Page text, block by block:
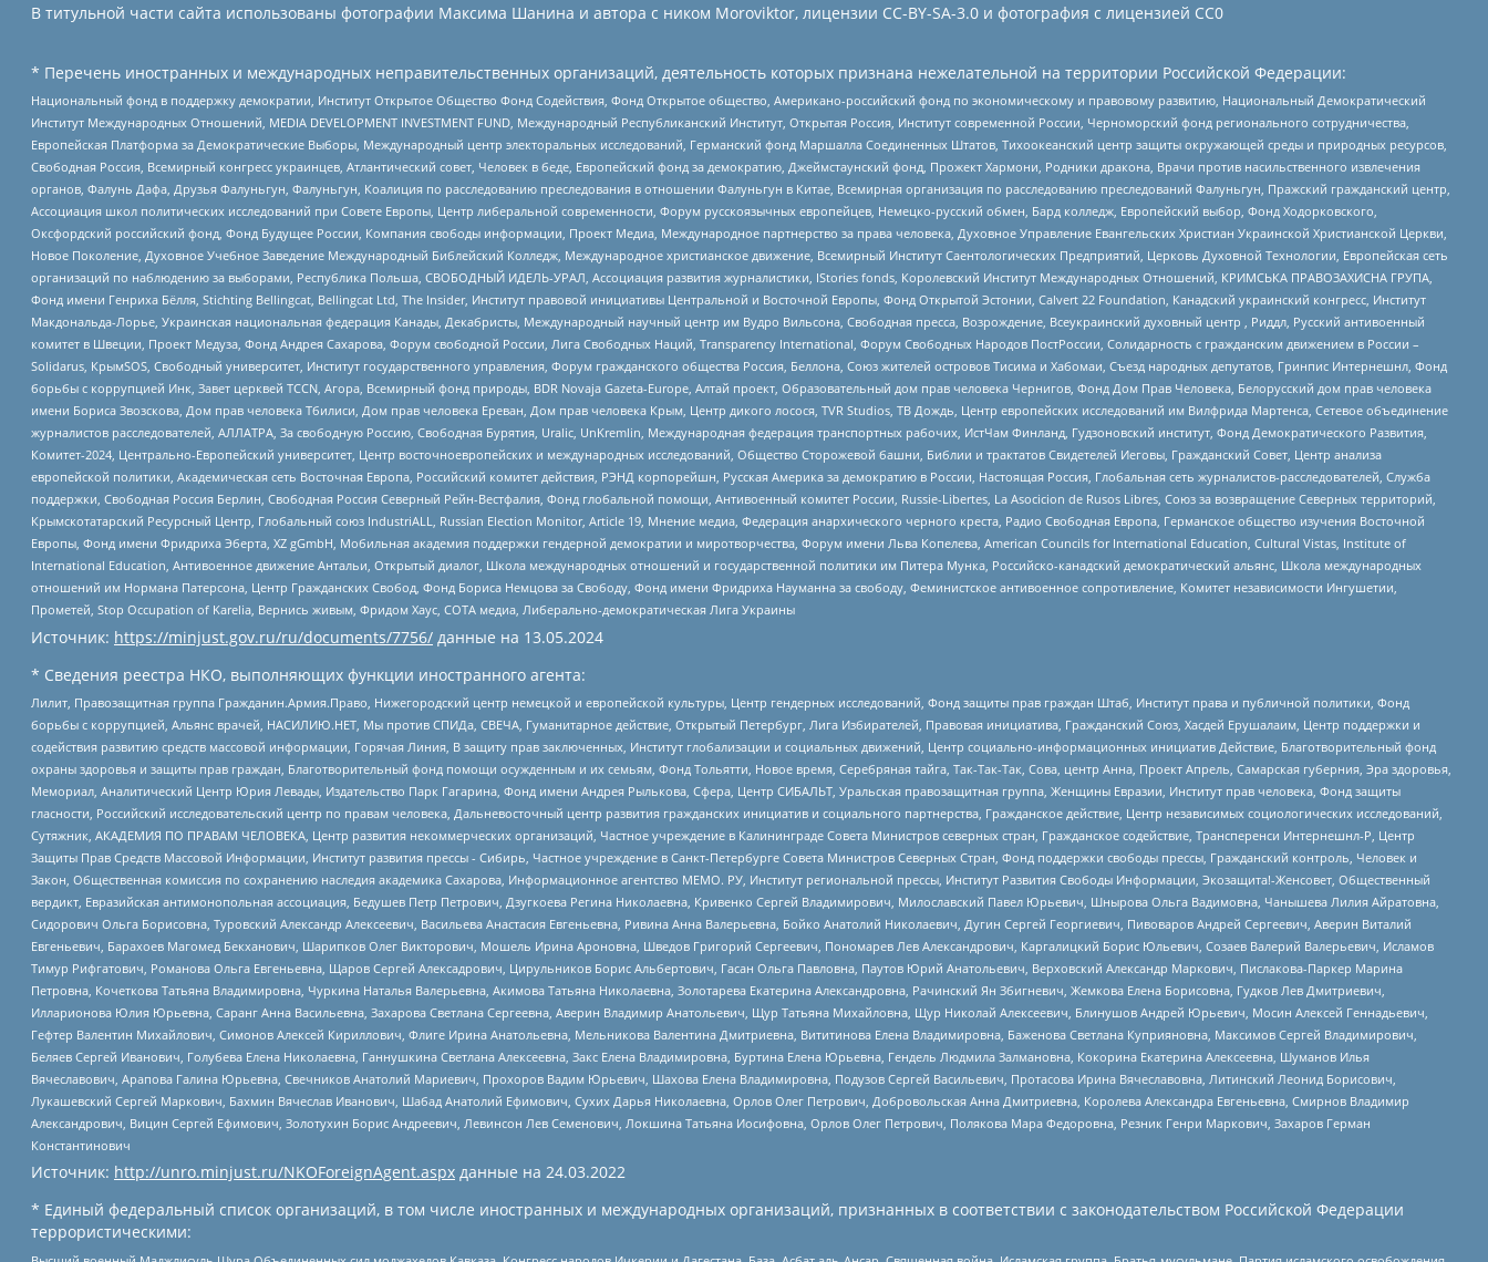
В титульной части сайта использованы фотографии Максима Шанина и автора с ником Moroviktor, лицензии CC-BY-SA-3.0 и фотография с лицензией СС0
* Перечень иностранных и международных неправительственных организаций, деятельность которых признана нежелательной на территории Российской Федерации:
Национальный фонд в поддержку демократии, Институт Открытое Общество Фонд Содействия, Фонд Открытое общество, Американо-российский фонд по экономическому и правовому развитию, Национальный Демократический
Институт Международных Отношений, MEDIA DEVELOPMENT INVESTMENT FUND, Международный Республиканский Институт, Открытая Россия, Институт современной России, Черноморский фонд регионального сотрудничества,
Европейская Платформа за Демократические Выборы, Международный центр электоральных исследований, Германский фонд Маршалла Соединенных Штатов, Тихоокеанский центр защиты окружающей среды и природных ресурсов,
Свободная Россия, Всемирный конгресс украинцев, Атлантический совет, Человек в беде, Европейский фонд за демократию, Джеймстаунский фонд, Прожект Хармони, Родники дракона, Врачи против насильственного извлечения
органов, Фалунь Дафа, Друзья Фалуньгун, Фалуньгун, Коалиция по расследованию преследования в отношении Фалуньгун в Китае, Всемирная организация по расследованию преследований Фалуньгун, Пражский гражданский центр,
Ассоциация школ политических исследований при Совете Европы, Центр либеральной современности, Форум русскоязычных европейцев, Немецко-русский обмен, Бард колледж, Европейский выбор, Фонд Ходорковского,
Оксфордский российский фонд, Фонд Будущее России, Компания свободы информации, Проект Медиа, Международное партнерство за права человека, Духовное Управление Евангельских Христиан Украинской Христианской Церкви,
Новое Поколение, Духовное Учебное Заведение Международный Библейский Колледж, Международное христианское движение, Всемирный Институт Саентологических Предприятий, Церковь Духовной Технологии, Европейская сеть
организаций по наблюдению за выборами, Республика Польша, СВОБОДНЫЙ ИДЕЛЬ-УРАЛ, Ассоциация развития журналистики, IStories fonds, Королевский Институт Международных Отношений, КРИМСЬКА ПРАВОЗАХИСНА ГРУПА,
Фонд имени Генриха Бёлля, Stichting Bellingcat, Bellingcat Ltd, The Insider, Институт правовой инициативы Центральной и Восточной Европы, Фонд Открытой Эстонии, Calvert 22 Foundation, Канадский украинский конгресс, Институт
Макдональда-Лорье, Украинская национальная федерация Канады, Декабристы, Международный научный центр им Вудро Вильсона, Свободная пресса, Возрождение, Всеукраинский духовный центр , Риддл, Русский антивоенный
комитет в Швеции, Проект Медуза, Фонд Андрея Сахарова, Форум свободной России, Лига Свободных Наций, Transparеncy International, Форум Свободных Народов ПостРоссии, Солидарность с гражданским движением в России –
Solidarus, КрымSOS, Свободный университет, Институт государственного управления, Форум гражданского общества Россия, Беллона, Союз жителей островов Тисима и Хабомаи, Съезд народных депутатов, Гринпис Интернешнл, Фонд
борьбы с коррупцией Инк, Завет церквей TCCN, Агора, Всемирный фонд природы, BDR Novaja Gazeta-Europe, Алтай проект, Образовательный дом прав человека Чернигов, Фонд Дом Прав Человека, Белорусский дом прав человека
имени Бориса Звозскова, Дом прав человека Тбилиси, Дом прав человека Ереван, Дом прав человека Крым, Центр дикого лосося, TVR Studios, ТВ Дождь, Центр европейских исследований им Вилфрида Мартенса, Сетевое объединение
журналистов расследователей, АЛЛАТРА, За свободную Россию, Свободная Бурятия, Uralic, UnKremlin, Международная федерация транспортных рабочих, ИстЧам Финланд, Гудзоновский институт, Фонд Демократического Развития,
Комитет-2024, Центрально-Европейский университет, Центр восточноевропейских и международных исследований, Общество Сторожевой башни, Библии и трактатов Свидетелей Иеговы, Гражданский Совет, Центр анализа
европейской политики, Академическая сеть Восточная Европа, Российский комитет действия, РЭНД корпорейшн, Русская Америка за демократию в России, Настоящая Россия, Глобальная сеть журналистов-расследователей, Служба
поддержки, Свободная Россия Берлин, Свободная Россия Северный Рейн-Вестфалия, Фонд глобальной помощи, Антивоенный комитет России, Russie-Libertes, La Asocicion de Rusos Libres, Союз за возвращение Северных территорий,
Крымскотатарский Ресурсный Центр, Глобальный союз IndustriALL, Russian Election Monitor, Article 19, Мнение медиа, Федерация анархического черного креста, Радио Свободная Европа, Германское общество изучения Восточной
Европы, Фонд имени Фридриха Эберта, XZ gGmbH, Мобильная академия поддержки гендерной демократии и миротворчества, Форум имени Льва Копелева, American Councils for International Education, Cultural Vistas, Institute of
International Education, Антивоенное движение Антальи, Открытый диалог, Школа международных отношений и государственной политики им Питера Мунка, Российско-канадский демократический альянс, Школа международных
отношений им Нормана Патерсона, Центр Гражданских Свобод, Фонд Бориса Немцова за Свободу, Фонд имени Фридриха Науманна за свободу, Феминистское антивоенное сопротивление, Комитет независимости Ингушетии,
Прометей, Stop Occupation of Karelia, Вернись живым, Фридом Хаус, СОТА медиа, Либерально-демократическая Лига Украины
Источник: https://minjust.gov.ru/ru/documents/7756/ данные на 13.05.2024
* Сведения реестра НКО, выполняющих функции иностранного агента:
Лилит, Правозащитная группа Гражданин.Армия.Право, Нижегородский центр немецкой и европейской культуры, Центр гендерных исследований, Фонд защиты прав граждан Штаб, Институт права и публичной политики, Фонд
борьбы с коррупцией, Альянс врачей, НАСИЛИЮ.НЕТ, Мы против СПИДа, СВЕЧА, Гуманитарное действие, Открытый Петербург, Лига Избирателей, Правовая инициатива, Гражданский Союз, Хасдей Ерушалаим, Центр поддержки и
содействия развитию средств массовой информации, Горячая Линия, В защиту прав заключенных, Институт глобализации и социальных движений, Центр социально-информационных инициатив Действие, Благотворительный фонд
охраны здоровья и защиты прав граждан, Благотворительный фонд помощи осужденным и их семьям, Фонд Тольятти, Новое время, Серебряная тайга, Так-Так-Так, Сова, центр Анна, Проект Апрель, Самарская губерния, Эра здоровья,
Мемориал, Аналитический Центр Юрия Левады, Издательство Парк Гагарина, Фонд имени Андрея Рылькова, Сфера, Центр СИБАЛЬТ, Уральская правозащитная группа, Женщины Евразии, Институт прав человека, Фонд защиты
гласности, Российский исследовательский центр по правам человека, Дальневосточный центр развития гражданских инициатив и социального партнерства, Гражданское действие, Центр независимых социологических исследований,
Сутяжник, АКАДЕМИЯ ПО ПРАВАМ ЧЕЛОВЕКА, Центр развития некоммерческих организаций, Частное учреждение в Калининграде Совета Министров северных стран, Гражданское содействие, Трансперенси Интернешнл-Р, Центр
Защиты Прав Средств Массовой Информации, Институт развития прессы - Сибирь, Частное учреждение в Санкт-Петербурге Совета Министров Северных Стран, Фонд поддержки свободы прессы, Гражданский контроль, Человек и
Закон, Общественная комиссия по сохранению наследия академика Сахарова, Информационное агентство МЕМО. РУ, Институт региональной прессы, Институт Развития Свободы Информации, Экозащита!-Женсовет, Общественный
вердикт, Евразийская антимонопольная ассоциация, Бедушев Петр Петрович, Дзугкоева Регина Николаевна, Кривенко Сергей Владимирович, Милославский Павел Юрьевич, Шнырова Ольга Вадимовна, Чанышева Лилия Айратовна,
Сидорович Ольга Борисовна, Туровский Александр Алексеевич, Васильева Анастасия Евгеньевна, Ривина Анна Валерьевна, Бойко Анатолий Николаевич, Дугин Сергей Георгиевич, Пивоваров Андрей Сергеевич, Аверин Виталий
Евгеньевич, Барахоев Магомед Бекханович, Шарипков Олег Викторович, Мошель Ирина Ароновна, Шведов Григорий Сергеевич, Пономарев Лев Александрович, Каргалицкий Борис Юльевич, Созаев Валерий Валерьевич, Исламов
Тимур Рифгатович, Романова Ольга Евгеньевна, Щаров Сергей Алексадрович, Цирульников Борис Альбертович, Гасан Ольга Павловна, Паутов Юрий Анатольевич, Верховский Александр Маркович, Пислакова-Паркер Марина
Петровна, Кочеткова Татьяна Владимировна, Чуркина Наталья Валерьевна, Акимова Татьяна Николаевна, Золотарева Екатерина Александровна, Рачинский Ян Збигневич, Жемкова Елена Борисовна, Гудков Лев Дмитриевич,
Илларионова Юлия Юрьевна, Саранг Анна Васильевна, Захарова Светлана Сергеевна, Аверин Владимир Анатольевич, Щур Татьяна Михайловна, Щур Николай Алексеевич, Блинушов Андрей Юрьевич, Мосин Алексей Геннадьевич,
Гефтер Валентин Михайлович, Симонов Алексей Кириллович, Флиге Ирина Анатольевна, Мельникова Валентина Дмитриевна, Вититинова Елена Владимировна, Баженова Светлана Куприяновна, Максимов Сергей Владимирович,
Беляев Сергей Иванович, Голубева Елена Николаевна, Ганнушкина Светлана Алексеевна, Закс Елена Владимировна, Буртина Елена Юрьевна, Гендель Людмила Залмановна, Кокорина Екатерина Алексеевна, Шуманов Илья
Вячеславович, Арапова Галина Юрьевна, Свечников Анатолий Мариевич, Прохоров Вадим Юрьевич, Шахова Елена Владимировна, Подузов Сергей Васильевич, Протасова Ирина Вячеславовна, Литинский Леонид Борисович,
Лукашевский Сергей Маркович, Бахмин Вячеслав Иванович, Шабад Анатолий Ефимович, Сухих Дарья Николаевна, Орлов Олег Петрович, Добровольская Анна Дмитриевна, Королева Александра Евгеньевна, Смирнов Владимир
Александрович, Вицин Сергей Ефимович, Золотухин Борис Андреевич, Левинсон Лев Семенович, Локшина Татьяна Иосифовна, Орлов Олег Петрович, Полякова Мара Федоровна, Резник Генри Маркович, Захаров Герман
Константинович
Источник: http://unro.minjust.ru/NKOForeignAgent.aspx данные на 24.03.2022
* Единый федеральный список организаций, в том числе иностранных и международных организаций, признанных в соответствии с законодательством Российской Федерации
террористическими: